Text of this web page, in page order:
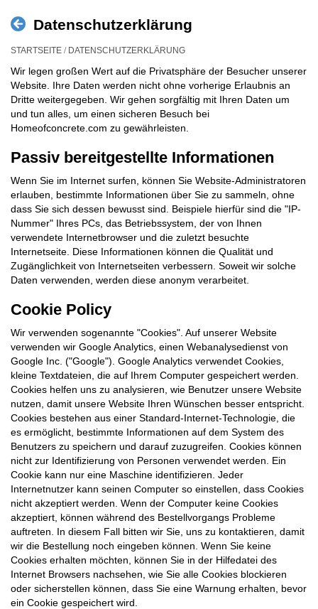
Datenschutzerklärung
STARTSEITE / DATENSCHUTZERKLÄRUNG
Wir legen großen Wert auf die Privatsphäre der Besucher unserer
Website. Ihre Daten werden nicht ohne vorherige Erlaubnis an
Dritte weitergegeben. Wir gehen sorgfältig mit Ihren Daten um
und tun alles, um einen sicheren Besuch bei
Homeofconcrete.com zu gewährleisten.
Passiv bereitgestellte Informationen
Wenn Sie im Internet surfen, können Sie Website-Administratoren
erlauben, bestimmte Informationen über Sie zu sammeln, ohne
dass Sie sich dessen bewusst sind. Beispiele hierfür sind die "IP-
Nummer" Ihres PCs, das Betriebssystem, der von Ihnen
verwendete Internetbrowser und die zuletzt besuchte
Internetseite. Diese Informationen können die Qualität und
Zugänglichkeit von Internetseiten verbessern. Soweit wir solche
Daten verwenden, werden diese anonym verarbeitet.
Cookie Policy
Wir verwenden sogenannte "Cookies". Auf unserer Website
verwenden wir Google Analytics, einen Webanalysedienst von
Google Inc. ("Google"). Google Analytics verwendet Cookies,
kleine Textdateien, die auf Ihrem Computer gespeichert werden.
Cookies helfen uns zu analysieren, wie Benutzer unsere Website
nutzen, damit unsere Website Ihren Wünschen besser entspricht.
Cookies bestehen aus einer Standard-Internet-Technologie, die
es ermöglicht, bestimmte Informationen auf dem System des
Benutzers zu speichern und darauf zuzugreifen. Cookies können
nicht zur Identifizierung von Personen verwendet werden. Ein
Cookie kann nur eine Maschine identifizieren. Jeder
Internetnutzer kann seinen Computer so einstellen, dass Cookies
nicht akzeptiert werden. Wenn der Computer keine Cookies
akzeptiert, können während des Bestellvorgangs Probleme
auftreten. In diesem Fall bitten wir Sie, uns zu kontaktieren, damit
wir die Bestellung noch eingeben können. Wenn Sie keine
Cookies erhalten möchten, können Sie in der Hilfedatei des
Internet Browsers nachsehen, wie Sie alle Cookies blockieren
oder sicherstellen können, dass Sie eine Warnung erhalten, bevor
ein Cookie gespeichert wird.